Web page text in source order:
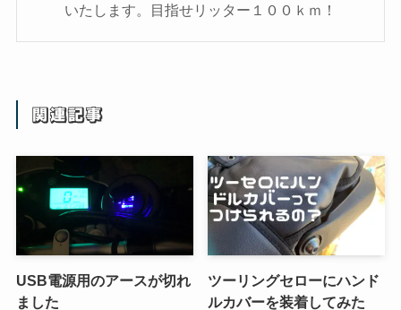
いたします。目指せリッター１００ｋｍ！
関連記事
USB電源用のアースが切れ
ました
ツーリングセローにハンド
ルカバーを装着してみた